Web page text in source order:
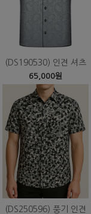
(DS190530) 인견 셔츠
65,000원
(DS250596) 풍기 인견